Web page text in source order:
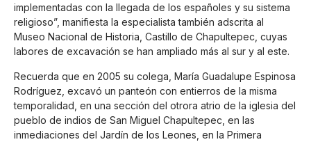
implementadas con la llegada de los españoles y su sistema
religioso”, manifiesta la especialista también adscrita al
Museo Nacional de Historia, Castillo de Chapultepec, cuyas
labores de excavación se han ampliado más al sur y al este.
Recuerda que en 2005 su colega, María Guadalupe Espinosa
Rodríguez, excavó un panteón con entierros de la misma
temporalidad, en una sección del otrora atrio de la iglesia del
pueblo de indios de San Miguel Chapultepec, en las
inmediaciones del Jardín de los Leones, en la Primera